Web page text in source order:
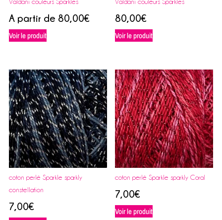
Valdani couleurs Sparkles
A partir de 80,00€
Voir le produit
Valdani couleurs Sparkles
80,00€
Voir le produit
coton perlé Sparkle sparkly
constellation
7,00€
coton perlé Sparkle sparkly Coral
7,00€
Voir le produit